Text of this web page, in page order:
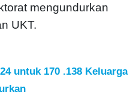
mengundurkan
UKT.
untuk 170 .138 Keluarga